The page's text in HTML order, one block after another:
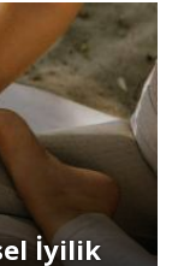
İyilik